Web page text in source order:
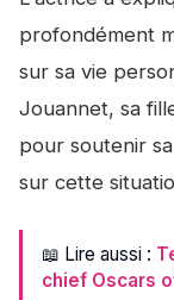
profondément
sur sa vie
Jouannet, sa
pour soutenir
sur cette
📖 Lire aussi :
chief Oscars